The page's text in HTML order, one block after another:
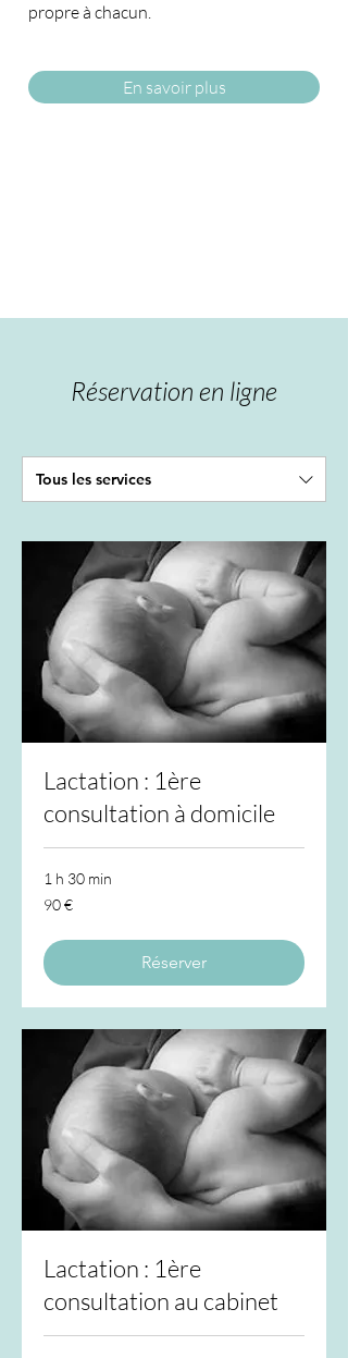
propre à chacun.​
En savoir plus
Réservation en ligne
Tous les services
Lactation : 1ère
consultation à domicile
1 h 30 min
90
euros
90 €
Réserver
Lactation : 1ère
consultation au cabinet